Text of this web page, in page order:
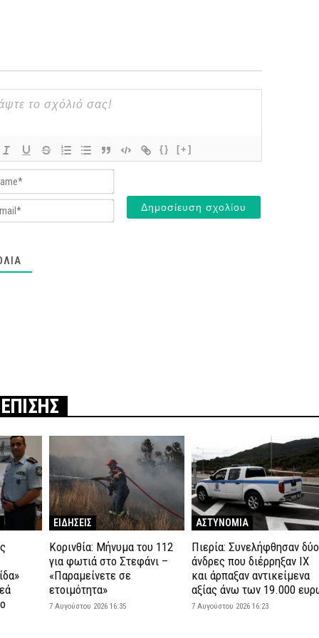
{} [+]
Name*
Email*
ΕΙΔΗΣΕΙΣ
Κορινθία: Μήνυμα του 112
για φωτιά στο Στεφάνι –
«Παραμείνετε σε
ετοιμότητα»
7 Αυγούστου 2026 16:35
ΑΣΤΥΝΟΜΙΑ
Πιερία: Συνελήφθησαν δύο
άνδρες που διέρρηξαν ΙΧ
και άρπαξαν αντικείμενα
αξίας άνω των 19.000
7 Αυγούστου 2026 16:23